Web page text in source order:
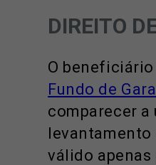
DIREITO
O
Fundo de
comparecer a
levantamento
válido apenas